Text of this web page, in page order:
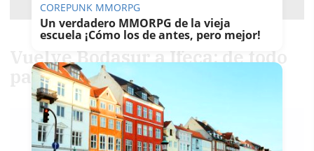
Vuelve Bodasur a Ifeca: de todo
para dar el 'sí quiero'
PACO SÁNCHEZ
MÚGICA
COREPUNK MMORPG
Un verdadero MMORPG de la vieja
escuela ¡Cómo los de antes, pero mejor!